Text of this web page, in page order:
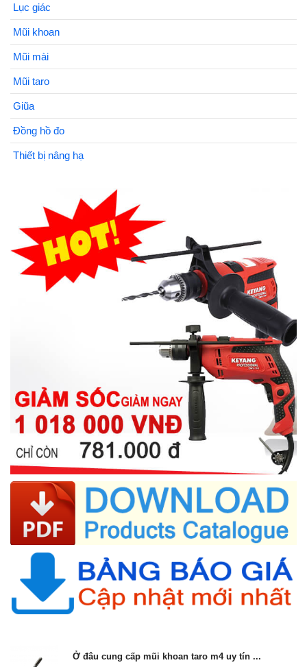
Lục giác
Mũi khoan
Mũi mài
Mũi taro
Giũa
Đồng hồ đo
Thiết bị nâng hạ
Ở đâu cung cấp mũi khoan taro m4 uy tín ...